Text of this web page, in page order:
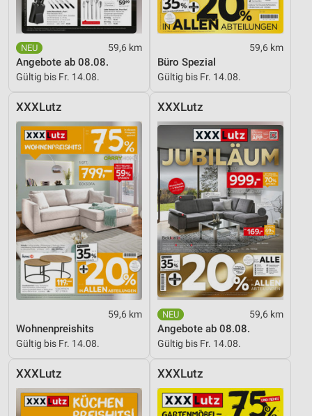
59,6 km
Angebote ab 08.08.
Gültig bis Fr. 14.08.
59,6 km
Büro Spezial
Gültig bis Fr. 14.08.
XXXLutz
59,6 km
Wohnenpreishits
Gültig bis Fr. 14.08.
XXXLutz
59,6 km
Angebote ab 08.08.
Gültig bis Fr. 14.08.
XXXLutz XXXLutz